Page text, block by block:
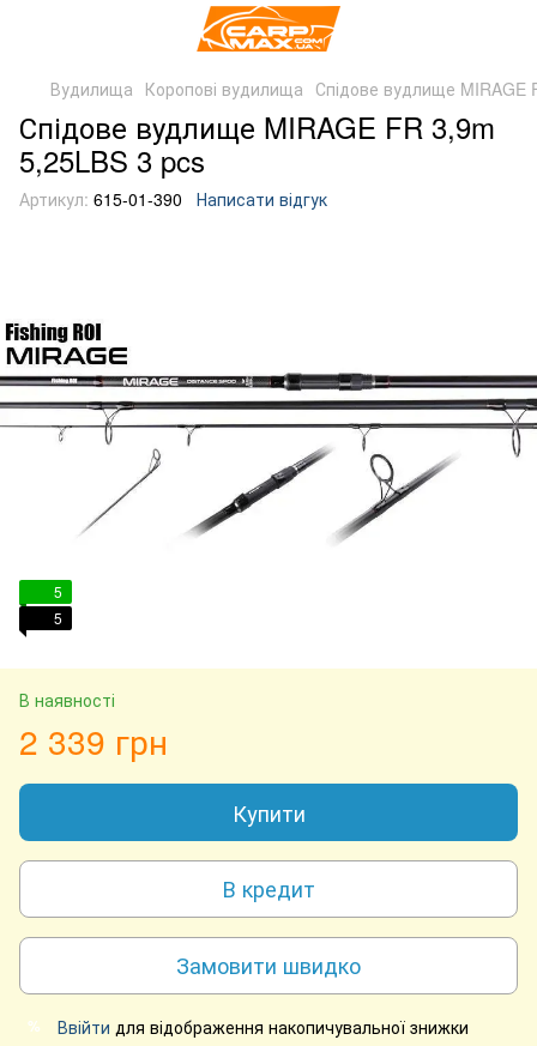
Вудилища Коропові вудилища Спідове вудлище MIRAGE
Спідове вудлище MIRAGE FR 3,9m
5,25LBS 3 pcs
Артикул: 615-01-390 Написати відгук
5
5
В наявності
2 339 грн
Купити
В кредит
Замовити швидко
% Ввійти для відображення накопичувальної знижки